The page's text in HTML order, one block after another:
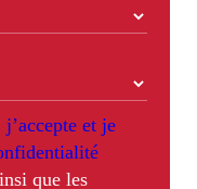
j’accepte et je
que les